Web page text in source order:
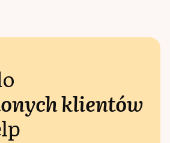
klientów